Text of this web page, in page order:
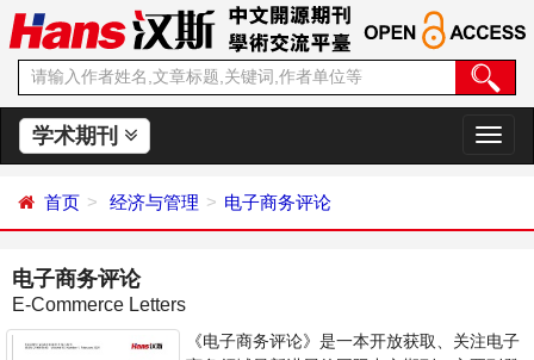
学术期刊
切
换
首页 经济与管理 电子商务评论
电子商务评论
E-Commerce Letters
《电子商务评论》是一本开放获取、关注电子